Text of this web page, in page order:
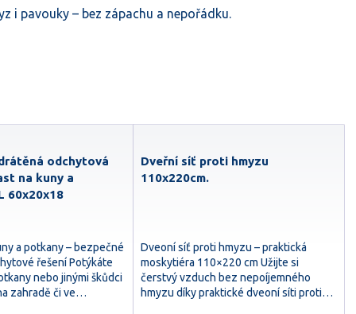
pavouky – bez zápachu a nepořádku.
odchytová
na kuny a
60x20x18
a potkany – bezpečné
řešení Potýkáte
nebo jinými škůdci
zahradě či ve…
Dveřní síť proti hmyzu
110x220cm.
Dveoní síť proti hmyzu – praktická
moskytiéra 110×220 cm Užijte si
čerstvý vzduch bez nepoíjemného
hmyzu díky praktické dveoní síti proti…